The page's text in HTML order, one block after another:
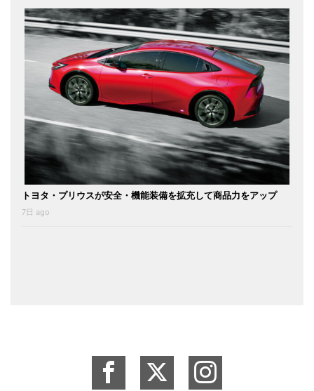
トヨタ・プリウスが安全・機能装備を拡充して商品力をアップ
7日 ago